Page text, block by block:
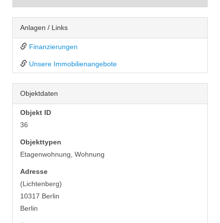
Anlagen / Links
Finanzierungen
Unsere Immobilienangebote
Objektdaten
Objekt ID
36
Objekttypen
Etagenwohnung, Wohnung
Adresse
(Lichtenberg)
10317 Berlin
Berlin